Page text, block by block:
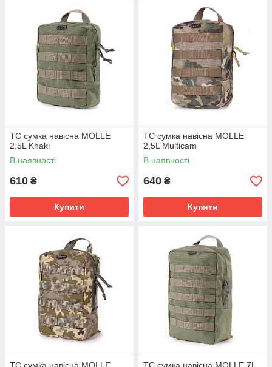
TC сумка навісна MOLLE
2,5L Khaki
В наявності
610 ₴
Купити
TC сумка навісна MOLLE
2,5L Multicam
В наявності
640 ₴
Купити